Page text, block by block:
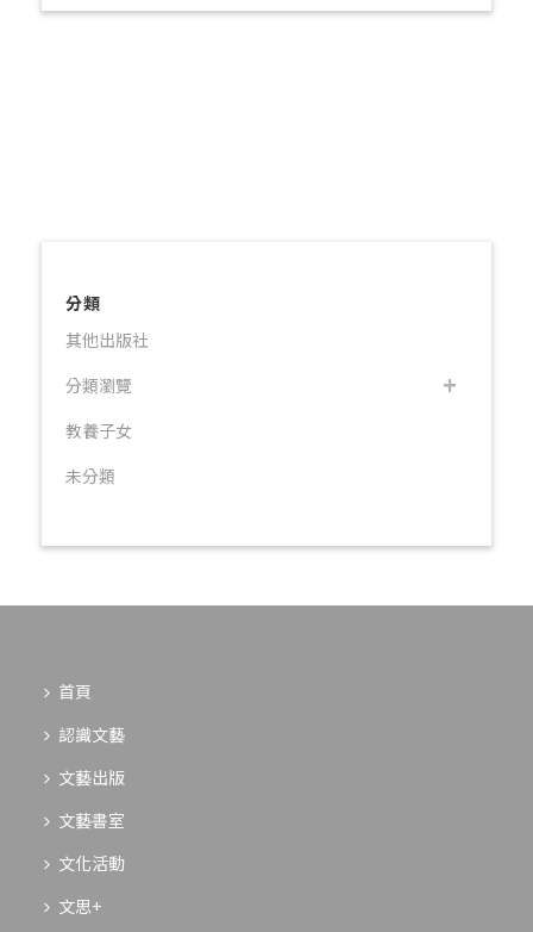
分類
其他出版社
分類瀏覽
教養子女
未分類
首頁
認識文藝
文藝出版
文藝書室
文化活動
文思+